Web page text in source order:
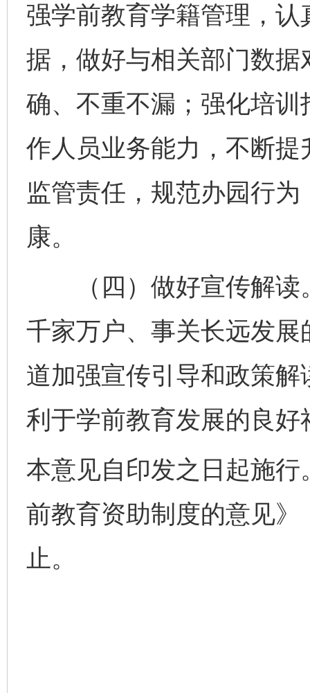
强学前教育学籍管理，
据，做好与相关部门数
确、不重不漏；强化培
作人员业务能力，不断
监管责任，规范办园行
康。
（四）做好宣传解读
千家万户、事关长远发
道加强宣传引导和政策
利于学前教育发展的良好
本意见自印发之日起施
前教育资助制度的意见
止。